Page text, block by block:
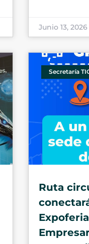
Junio 13, 2026
Secretaría
Ruta